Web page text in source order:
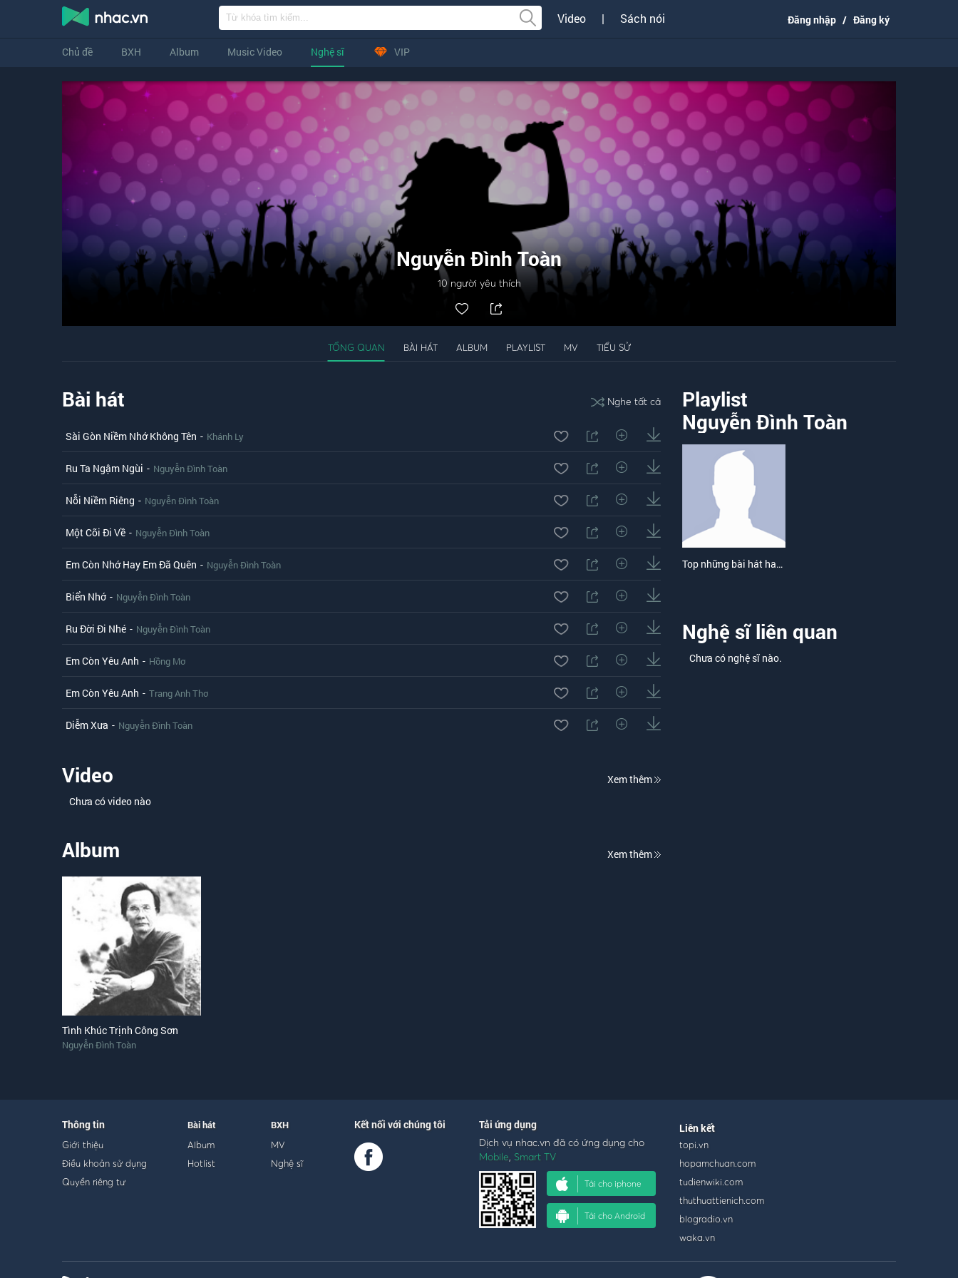
Video | Sách nói Đăng nhập / Đăng ký
Chủ đề BXH Album Music Video Nghệ sĩ VIP
Nguyễn Đình Toàn
10 người yêu thích
TỔNG QUAN BÀI HÁT ALBUM PLAYLIST MV TIỂU SỬ
Bài hát Nghe tất cả
Sài Gòn Niềm Nhớ Không Tên - Khánh Ly
Ru Ta Ngậm Ngùi - Nguyễn Đình Toàn
Nỗi Niềm Riêng - Nguyễn Đình Toàn
Một Cõi Đi Về - Nguyễn Đình Toàn
Em Còn Nhớ Hay Em Đã Quên - Nguyễn Đình Toàn
Biển Nhớ - Nguyễn Đình Toàn
Ru Đời Đi Nhé - Nguyễn Đình Toàn
Em Còn Yêu Anh - Hồng Mơ
Em Còn Yêu Anh - Trang Anh Thơ
Diễm Xưa - Nguyễn Đình Toàn
Video
Xem thêm
Chưa có video nào
Album Xem thêm
Tình Khúc Trịnh Công Sơn
Nguyễn Đình Toàn
Playlist
Nguyễn Đình Toàn
Top những bài hát hay nhất của Nguyễn Đình Toàn
Nghệ sĩ liên quan
Chưa có nghệ sĩ nào.
Thông tin
Giới thiệu
Điều khoản sử dụng
Quyền riêng tư
Bài hát
Album
Hotlist
BXH
MV
Nghệ sĩ
Kết nối với chúng tôi Tải ứng dụng
Dịch vụ nhac.vn đã có ứng dụng cho
Mobile, Smart TV
Tải cho iphone
Tải cho Android
Liên kết
topi.vn
hopamchuan.com
tudienwiki.com
thuthuattienich.com
blogradio.vn
waka.vn